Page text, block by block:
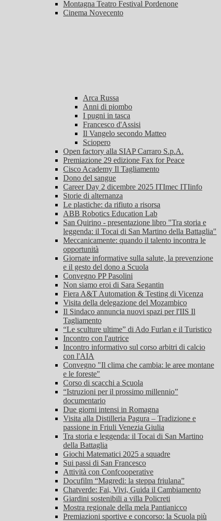
Montagna Teatro Festival Pordenone
Cinema Novecento
Arca Russa
Anni di piombo
I pugni in tasca
Francesco d'Assisi
Il Vangelo secondo Matteo
Sciopero
Open factory alla SIAP Carraro S.p.A.
Premiazione 29 edizione Fax for Peace
Cisco Academy Il Tagliamento
Dono del sangue
Career Day 2 dicembre 2025 ITImec ITIinfo
Storie di alternanza
Le plastiche: da rifiuto a risorsa
ABB Robotics Education Lab
San Quirino - presentazione libro "Tra storia e
leggenda: il Tocai di San Martino della Battaglia"
Meccanicamente: quando il talento incontra le
opportunità
Giornate informative sulla salute, la prevenzione
e il gesto del dono a Scuola
Convegno PP Pasolini
Non siamo eroi di Sara Segantin
Fiera A&T Automation & Testing di Vicenza
Visita della delegazione del Mozambico
Il Sindaco annuncia nuovi spazi per l'IIS Il
Tagliamento
“Le sculture ultime” di Ado Furlan e il Turistico
Incontro con l'autrice
Incontro informativo sul corso arbitri di calcio
con l'AIA
Convegno "Il clima che cambia: le aree montane
e le foreste"
Corso di scacchi a Scuola
“Istruzioni per il prossimo millennio”
documentario
Due giorni intensi in Romagna
Visita alla Distilleria Pagura – Tradizione e
passione in Friuli Venezia Giulia
Tra storia e leggenda: il Tocai di San Martino
della Battaglia
Giochi Matematici 2025 a squadre
Sui passi di San Francesco
Attività con Confcooperative
Docufilm “Magredi: la steppa friulana”
Chatverde: Fai, Vivi, Guida il Cambiamento
Giardini sostenibili a villa Policreti
Mostra regionale della mela Pantianicco
Premiazioni sportive e concorso: la Scuola più